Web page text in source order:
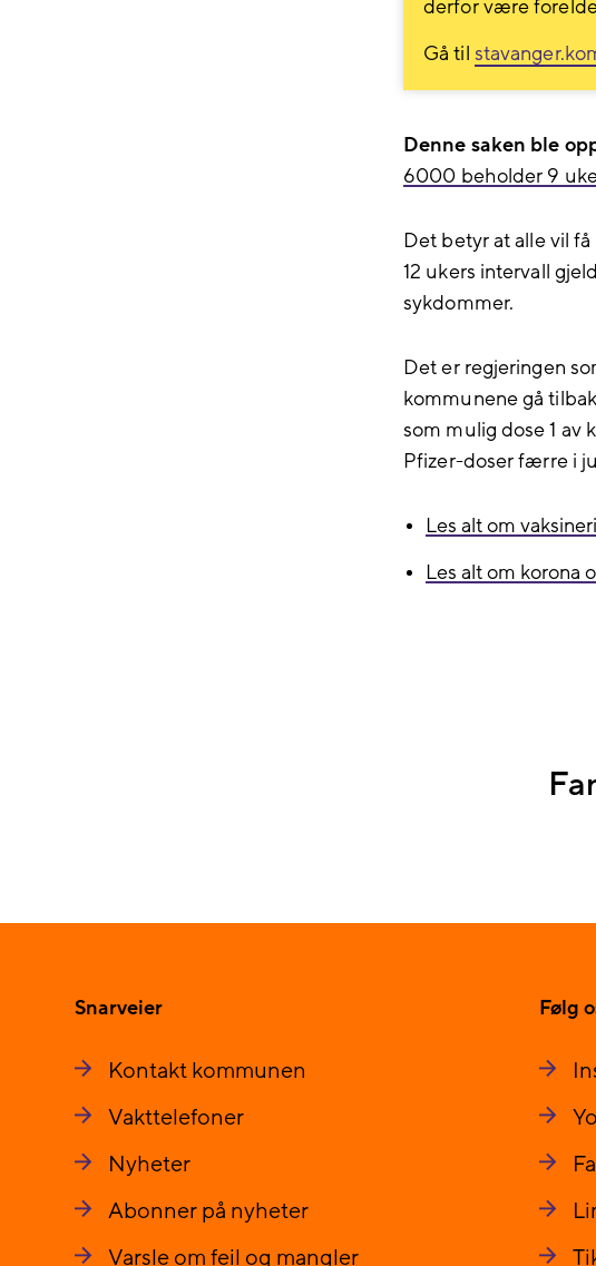
derfor være
Gå til
Denne saken ble
6000 beholder 9
Det betyr at alle vil
12 ukers intervall
sykdommer.
Det er regjeringen
kommunene gå
som mulig dose 1 av
Pfizer-doser færre i
Les alt om
Les alt om korona
Snarveier
Kontakt kommunen
Vakttelefoner
Nyheter
Abonner på nyheter
Varsle om feil og mangler
Følg